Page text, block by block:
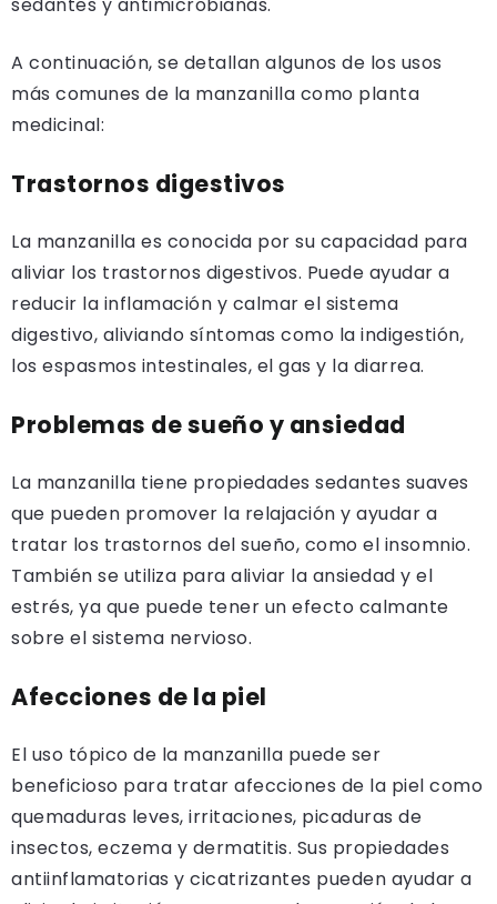
sedantes y antimicrobianas.
A continuación, se detallan algunos de los usos
más comunes de la manzanilla como planta
medicinal:
Trastornos digestivos
La manzanilla es conocida por su capacidad para
aliviar los trastornos digestivos. Puede ayudar a
reducir la inflamación y calmar el sistema
digestivo, aliviando síntomas como la indigestión,
los espasmos intestinales, el gas y la diarrea.
Problemas de sueño y ansiedad
La manzanilla tiene propiedades sedantes suaves
que pueden promover la relajación y ayudar a
tratar los trastornos del sueño, como el insomnio.
También se utiliza para aliviar la ansiedad y el
estrés, ya que puede tener un efecto calmante
sobre el sistema nervioso.
Afecciones de la piel
El uso tópico de la manzanilla puede ser
beneficioso para tratar afecciones de la piel como
quemaduras leves, irritaciones, picaduras de
insectos, eczema y dermatitis. Sus propiedades
antiinflamatorias y cicatrizantes pueden ayudar a